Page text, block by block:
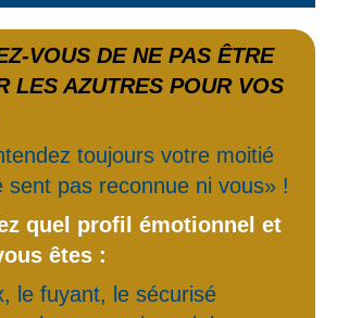
VOUS DE NE PAS ÊTRE
LES AZUTRES POUR VOS
toujours votre moitié
sent pas reconnue ni vous» !
quel profil émotionnel et
êtes :
le fuyant, le sécurisé